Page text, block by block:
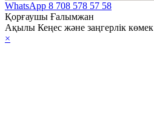
WhatsApp 8 708 578 57 58
Қорғаушы Ғалымжан
Ақылы Кеңес және заңгерлік көмек
×